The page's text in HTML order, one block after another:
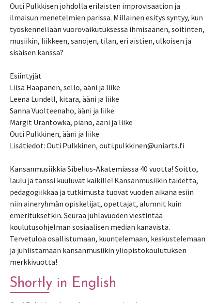
Outi Pulkkisen johdolla erilaisten improvisaation ja
ilmaisun menetelmien parissa. Millainen esitys syntyy, kun
työskennellään vuorovaikutuksessa ihmisäänen, soitinten,
musiikin, liikkeen, sanojen, tilan, eri aistien, ulkoisen ja
sisäisen kanssa?
Esiintyjät
Liisa Haapanen, sello, ääni ja liike
Leena Lundell, kitara, ääni ja liike
Sanna Vuolteenaho, ääni ja liike
Margit Urantowka, piano, ääni ja liike
Outi Pulkkinen, ääni ja liike
Lisätiedot: Outi Pulkkinen, outi.pulkkinen@uniarts.fi
Kansanmusiikkia Sibelius-Akatemiassa 40 vuotta! Soitto,
laulu ja tanssi kuuluvat kaikille! Kansanmusiikin taidetta,
pedagogiikkaa ja tutkimusta tuovat vuoden aikana esiin
niin aineryhmän opiskelijat, opettajat, alumnit kuin
emerituksetkin. Seuraa juhlavuoden viestintää
koulutusohjelman sosiaalisen median kanavista.
Tervetuloa osallistumaan, kuuntelemaan, keskustelemaan
ja juhlistamaan kansanmusiikin yliopistokoulutuksen
merkkivuotta!
Shortly in English